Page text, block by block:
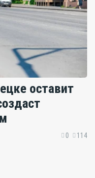
оставит
0 114